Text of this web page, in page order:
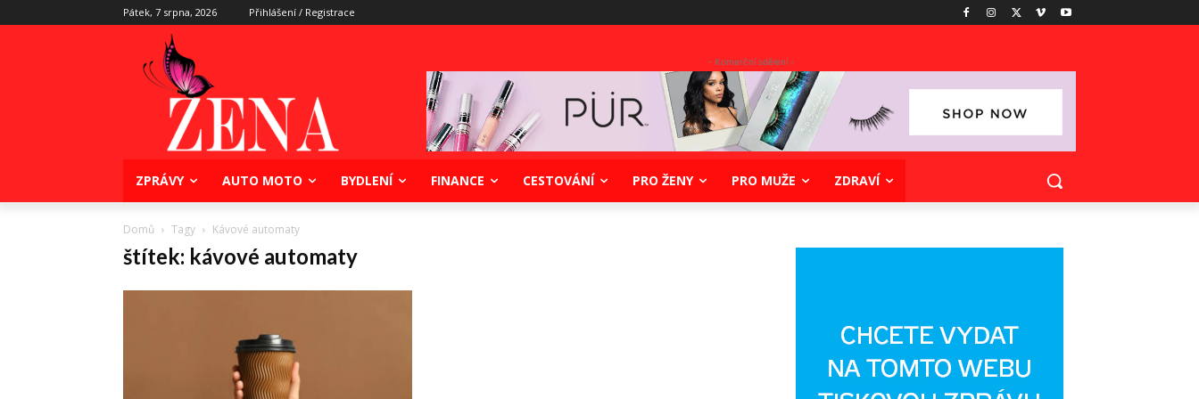
Pátek, 7 srpna, 2026 Přihlášení / Registrace
- Komerční sdělení -
ZPRÁVY AUTO MOTO BYDLENÍ FINANCE CESTOVÁNÍ PRO ŽENY PRO MUŽE ZDRAVÍ
Domů Tagy Kávové automaty
štítek: kávové automaty